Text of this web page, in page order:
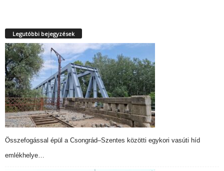
Legutóbbi bejegyzések
Összefogással épül a Csongrád–Szentes közötti egykori vasúti híd
emlékhelye…